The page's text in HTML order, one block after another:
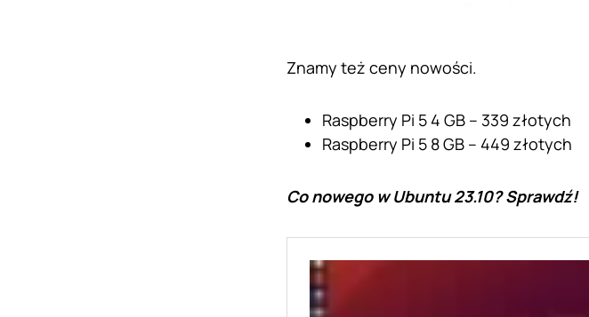
Znamy też ceny nowości.
Raspberry Pi 5 4 GB – 339 złotych
Raspberry Pi 5 8 GB – 449 złotych
Co nowego w Ubuntu 23.10? Sprawdź!